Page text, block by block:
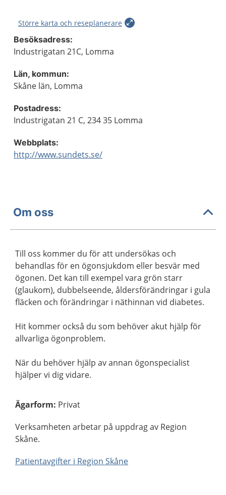
Större karta och reseplanerare
Besöksadress:
Industrigatan 21C, Lomma
Län, kommun:
Skåne län, Lomma
Postadress:
Industrigatan 21 C, 234 35 Lomma
Webbplats:
http://www.sundets.se/
Om oss
Till oss kommer du för att undersökas och
behandlas för en ögonsjukdom eller besvär med
ögonen. Det kan till exempel vara grön starr
(glaukom), dubbelseende, åldersförändringar i gula
fläcken och förändringar i näthinnan vid diabetes.
Hit kommer också du som behöver akut hjälp för
allvarliga ögonproblem.
När du behöver hjälp av annan ögonspecialist
hjälper vi dig vidare.
Ägarform: Privat
Verksamheten arbetar på uppdrag av Region
Skåne.
Patientavgifter i Region Skåne